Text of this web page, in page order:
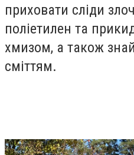
приховати сліди
поліетилен та
хмизом, а також
сміттям.